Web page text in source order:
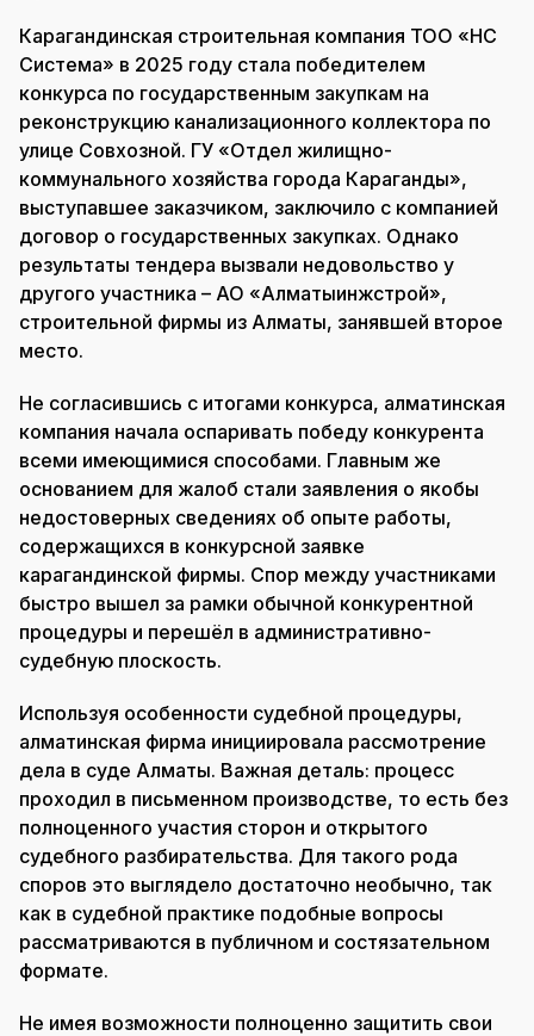
Карагандинская строительная компания ТОО «НС
Система» в 2025 году стала победителем
конкурса по государственным закупкам на
реконструкцию канализационного коллектора по
улице Совхозной. ГУ «Отдел жилищно-
коммунального хозяйства города Караганды»,
выступавшее заказчиком, заключило с компанией
договор о государственных закупках. Однако
результаты тендера вызвали недовольство у
другого участника – АО «Алматыинжстрой»,
строительной фирмы из Алматы, занявшей второе
место.
Не согласившись с итогами конкурса, алматинская
компания начала оспаривать победу конкурента
всеми имеющимися способами. Главным же
основанием для жалоб стали заявления о якобы
недостоверных сведениях об опыте работы,
содержащихся в конкурсной заявке
карагандинской фирмы. Спор между участниками
быстро вышел за рамки обычной конкурентной
процедуры и перешёл в административно-
судебную плоскость.
Используя особенности судебной процедуры,
алматинская фирма инициировала рассмотрение
дела в суде Алматы. Важная деталь: процесс
проходил в письменном производстве, то есть без
полноценного участия сторон и открытого
судебного разбирательства. Для такого рода
споров это выглядело достаточно необычно, так
как в судебной практике подобные вопросы
рассматриваются в публичном и состязательном
формате.
Не имея возможности полноценно защитить свои